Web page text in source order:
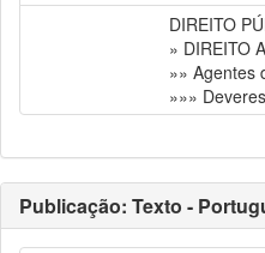
DIREITO
» DIREITO
»» Agentes
»»»
Publicação: Texto -